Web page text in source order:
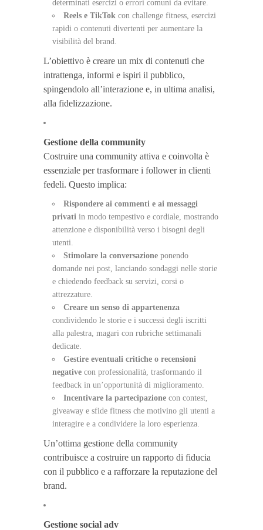
determinati esercizi o errori comuni da evitare.
Reels e TikTok con challenge fitness, esercizi
rapidi o contenuti divertenti per aumentare la
visibilità del brand.
L’obiettivo è creare un mix di contenuti che
intrattenga, informi e ispiri il pubblico,
spingendolo all’interazione e, in ultima analisi,
alla fidelizzazione.
Gestione della community
Costruire una community attiva e coinvolta è
essenziale per trasformare i follower in clienti
fedeli. Questo implica:
Rispondere ai commenti e ai messaggi
privati in modo tempestivo e cordiale, mostrando
attenzione e disponibilità verso i bisogni degli
utenti.
Stimolare la conversazione ponendo
domande nei post, lanciando sondaggi nelle storie
e chiedendo feedback su servizi, corsi o
attrezzature.
Creare un senso di appartenenza
condividendo le storie e i successi degli iscritti
alla palestra, magari con rubriche settimanali
dedicate.
Gestire eventuali critiche o recensioni
negative con professionalità, trasformando il
feedback in un’opportunità di miglioramento.
Incentivare la partecipazione con contest,
giveaway e sfide fitness che motivino gli utenti a
interagire e a condividere la loro esperienza.
Un’ottima gestione della community
contribuisce a costruire un rapporto di fiducia
con il pubblico e a rafforzare la reputazione del
brand.
Gestione social adv